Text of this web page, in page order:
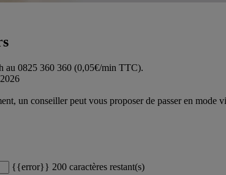
au 0825 360 360 (0,05€/min TTC).
un conseiller peut vous proposer de passer en mode
{{error}} 200 caractères restant(s)